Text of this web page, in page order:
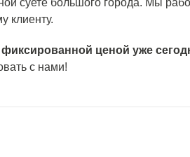
клиенту.
фиксированной ценой уже
с нами!